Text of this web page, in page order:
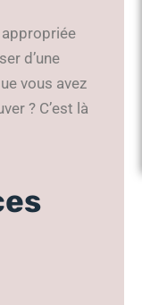
appropriée
d’une
vous avez
? C’est là